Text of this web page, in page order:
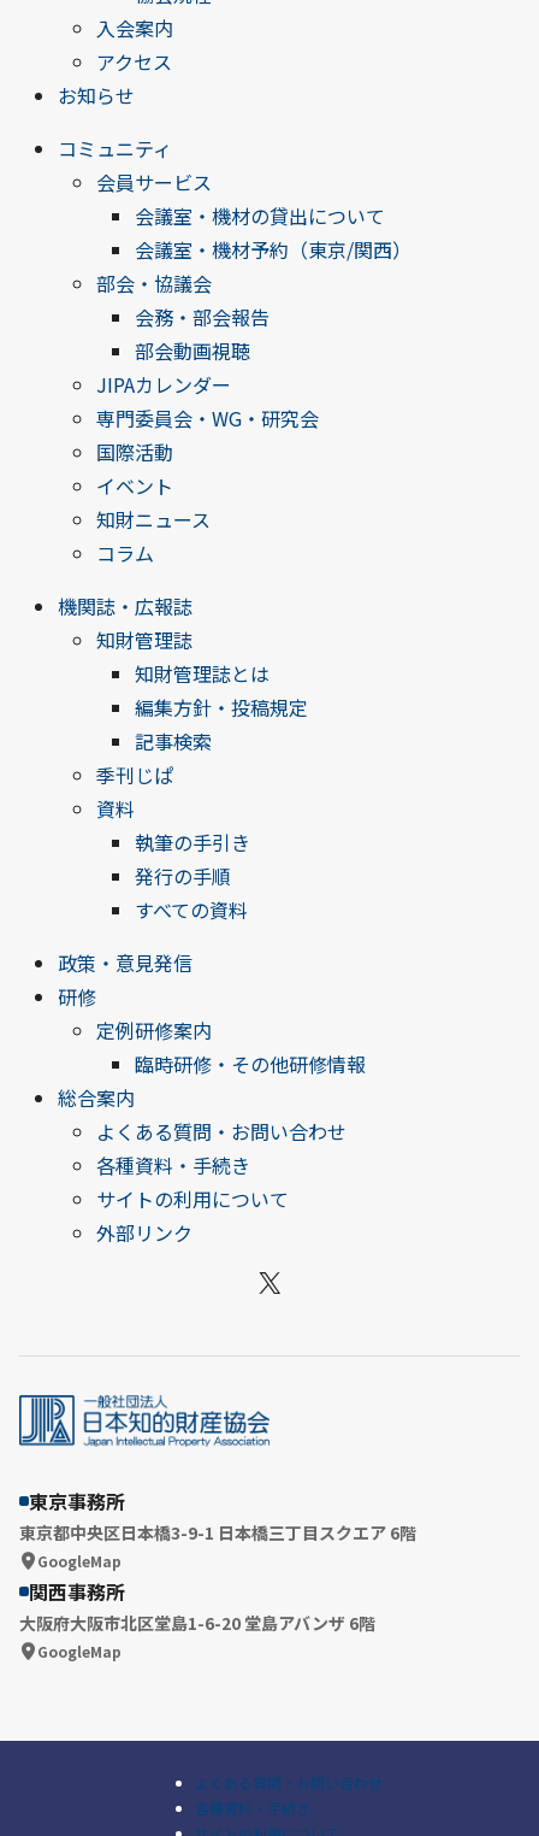
入会案内
アクセス
お知らせ
コミュニティ
会員サービス
会議室・機材の貸出について
会議室・機材予約（東京/関西）
部会・協議会
会務・部会報告
部会動画視聴
JIPAカレンダー
専門委員会・WG・研究会
国際活動
イベント
知財ニュース
コラム
機関誌・広報誌
知財管理誌
知財管理誌とは
編集方針・投稿規定
記事検索
季刊じぱ
資料
執筆の手引き
発行の手順
すべての資料
政策・意見発信
研修
定例研修案内
臨時研修・その他研修情報
総合案内
よくある質問・お問い合わせ
各種資料・手続き
サイトの利用について
外部リンク
X
東京事務所
東京都中央区日本橋3-9-1 日本橋三丁目スクエア 6階
GoogleMap
関西事務所
大阪府大阪市北区堂島1-6-20 堂島アバンザ 6階
GoogleMap
よくある質問・お問い合わせ
各種資料・手続き